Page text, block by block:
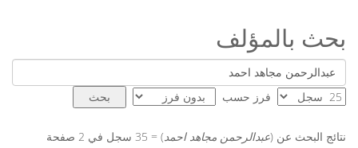
بحث بالمؤلف
فرز حسب
نتائج البحث عن (عبدالرحمن مجاهد احمد) = 35 سجل في 2 صفحة